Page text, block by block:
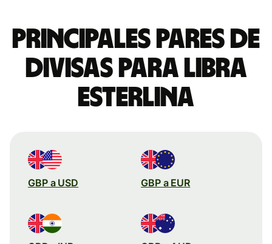
Principales pares de
divisas para libra
esterlina
GBP a USD GBP a EUR